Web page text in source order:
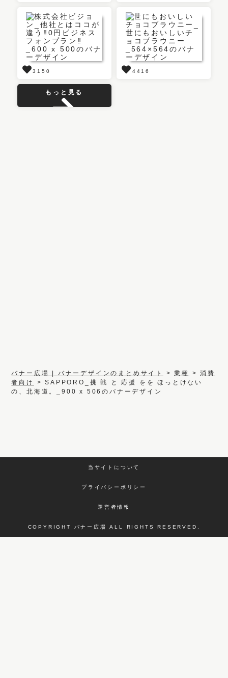
3150 4416
もっと見る
バナー広場 | バナーデザインのまとめサイト >業種 >消費
者向け
>SAPPORO_挑 戦 と 応援 をを ほっとけない
の、北海道。_900 x 506のバナーデザイン
当サイトについて
プライバシーポリシー
運営者情報
COPYRIGHT バナー広場 ALL RIGHTS RESERVED.